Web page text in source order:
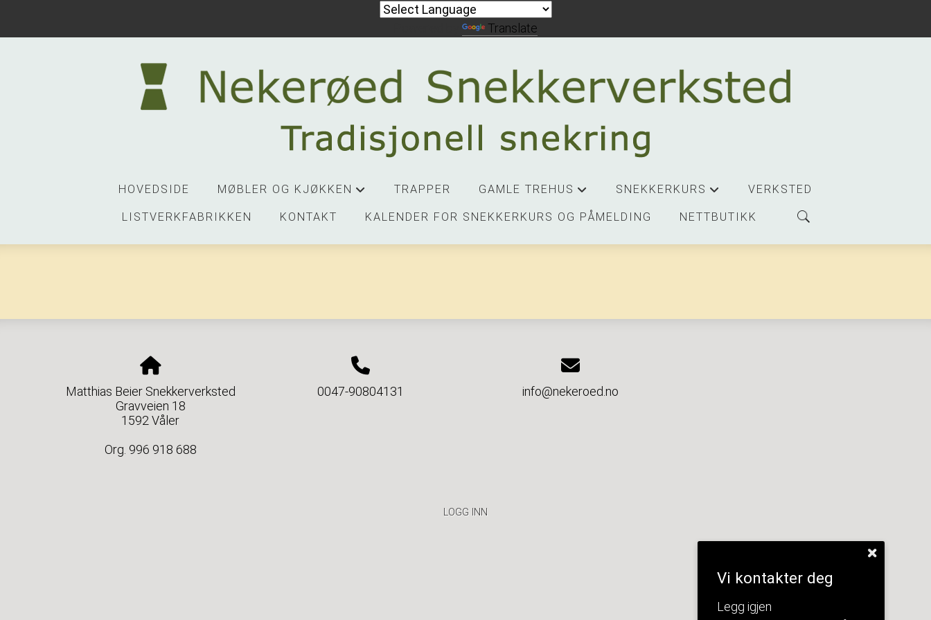
HOVEDSIDE MØBLER OG KJØKKEN TRAPPER GAMLE TREHUS SNEKKERKURS VERKSTED
LISTVERKFABRIKKEN KONTAKT KALENDER FOR SNEKKERKURS OG PÅMELDING NETTBUTIKK
Vi kontakter deg
Legg igjen
Translate
Matthias Beier Snekkerverksted
Gravveien 18
1592 Våler
Org. 996 918 688
0047-90804131 info@nekeroed.no
LOGG INN